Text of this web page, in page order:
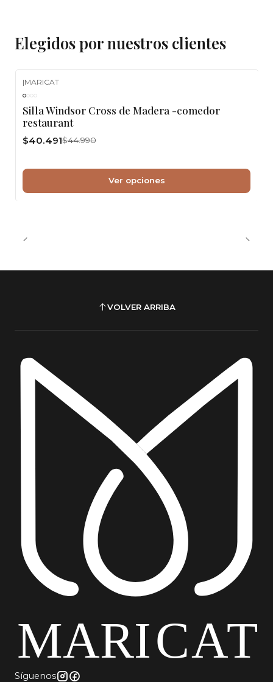
Elegidos por nuestros clientes
|MARICAT
Silla Windsor Cross de Madera -comedor
restaurant
$40.491$44.990
Ver opciones
VOLVER ARRIBA
Síguenos